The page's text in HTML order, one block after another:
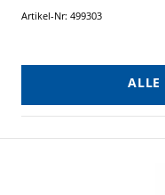
Artikel-Nr: 499303
ALLE